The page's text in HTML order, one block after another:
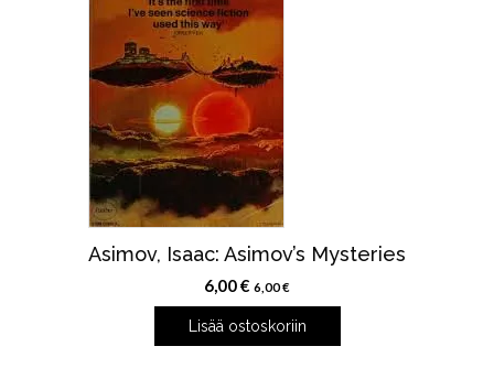
Asimov, Isaac: Asimov’s Mysteries
6,00€ 6,00€
Lisää ostoskoriin